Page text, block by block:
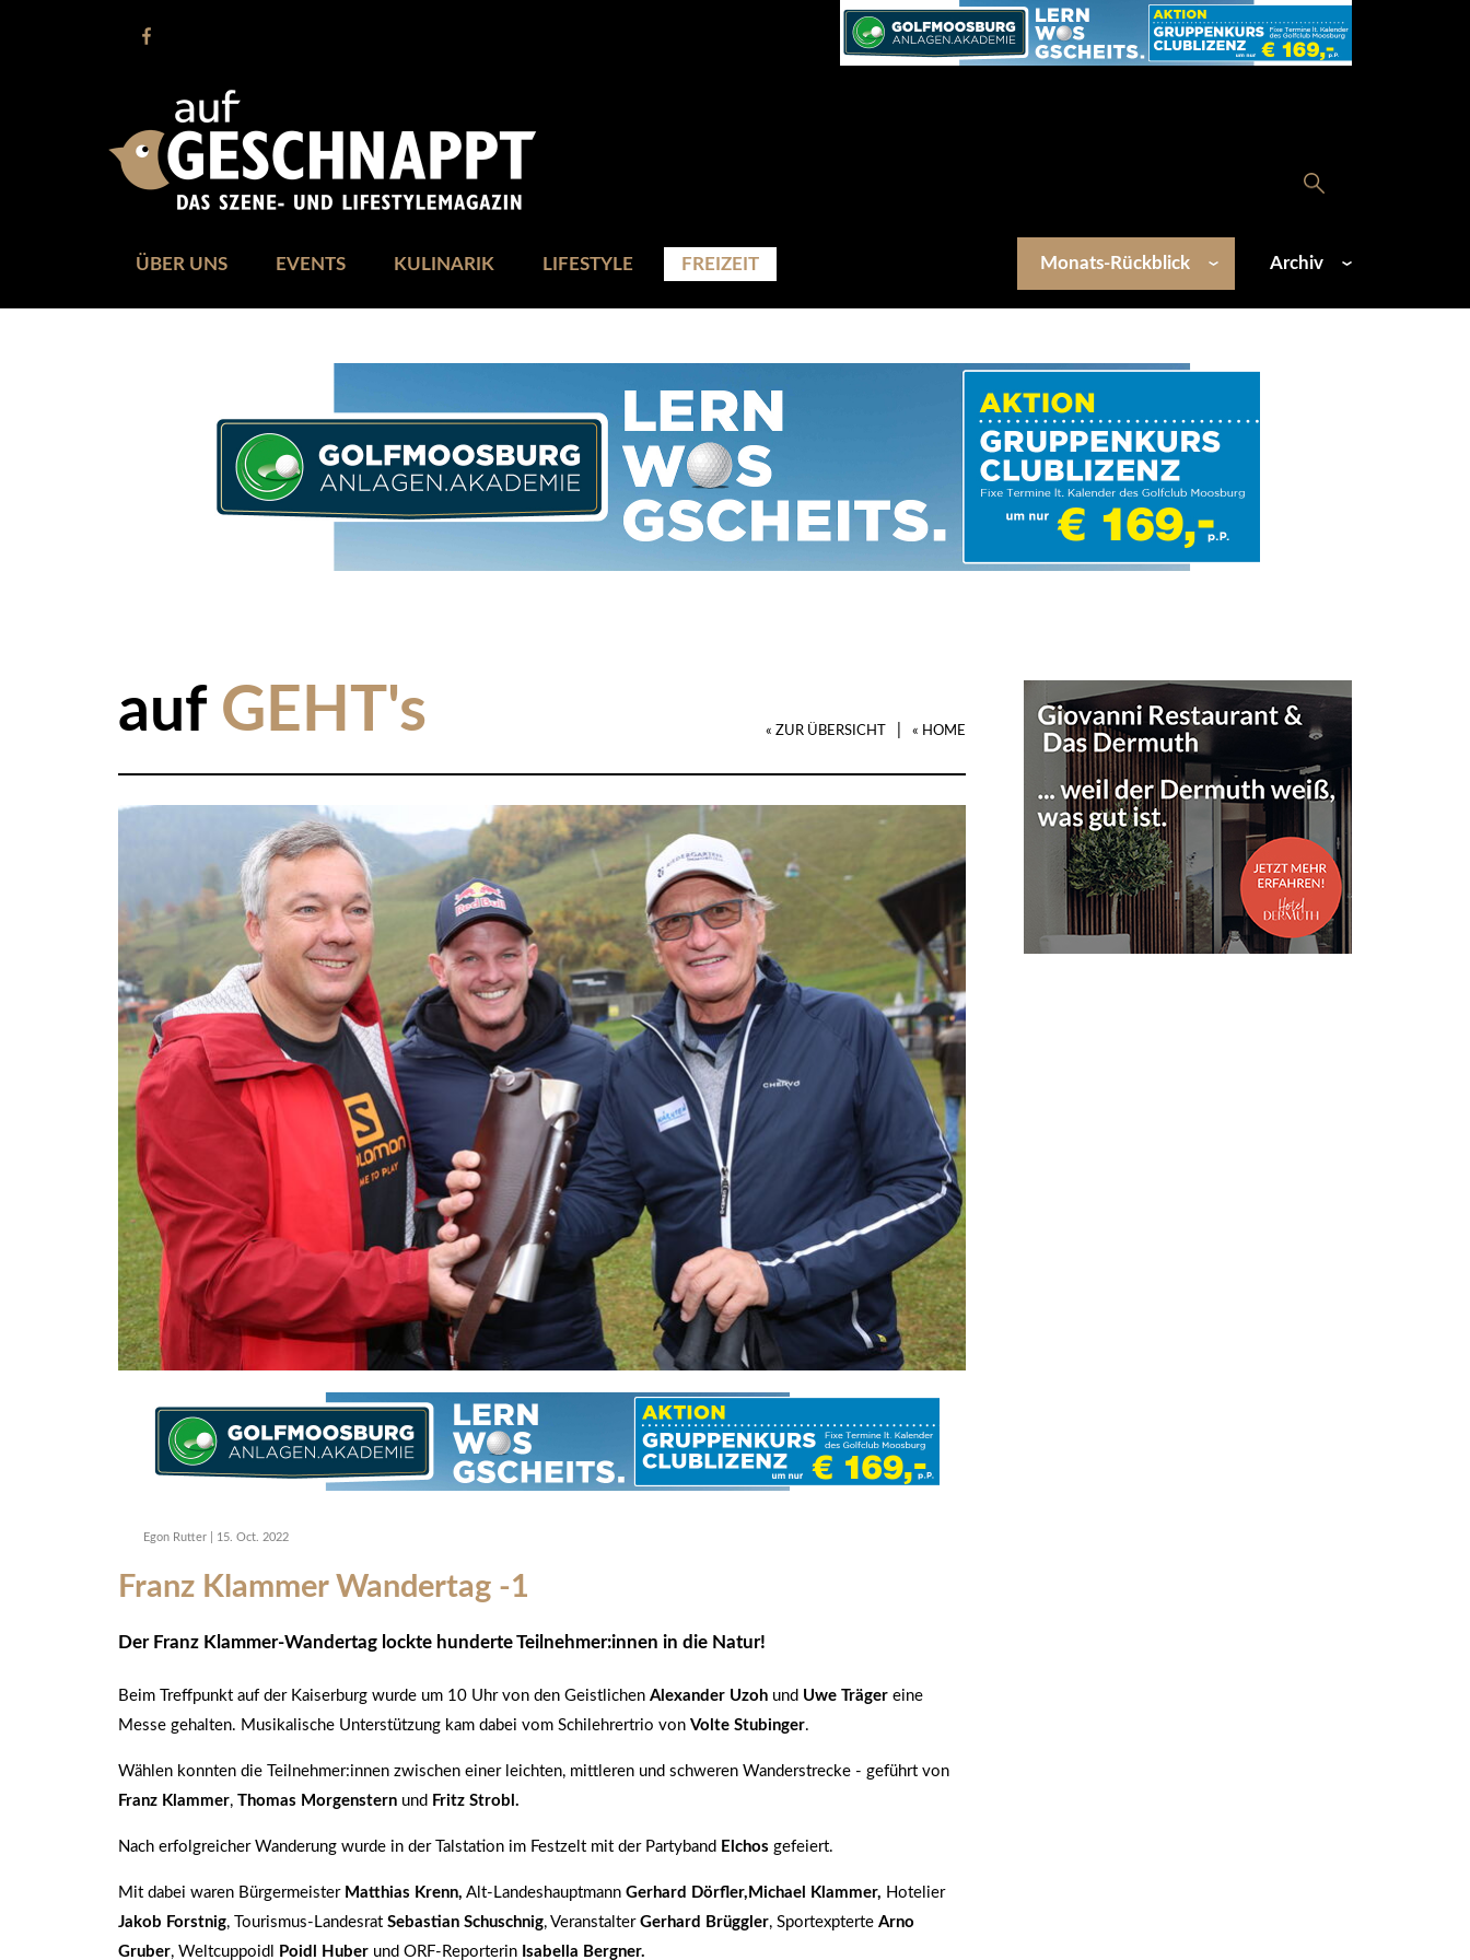
ÜBER UNS EVENTS KULINARIK LIFESTYLE FREIZEIT Monats-Rückblick Archiv
auf GEHT's « ZUR ÜBERSICHT « HOME
Egon Rutter 15. Oct. 2022
Franz Klammer Wandertag -1
Der Franz Klammer-Wandertag lockte hunderte Teilnehmer:innen in die Natur!
Beim Treffpunkt auf der Kaiserburg wurde um 10 Uhr von den Geistlichen Alexander Uzoh und Uwe Träger eine
Messe gehalten. Musikalische Unterstützung kam dabei vom Schilehrertrio von Volte Stubinger.
Wählen konnten die Teilnehmer:innen zwischen einer leichten, mittleren und schweren Wanderstrecke - geführt von
Franz Klammer, Thomas Morgenstern und Fritz Strobl.
Nach erfolgreicher Wanderung wurde in der Talstation im Festzelt mit der Partyband Elchos gefeiert.
Mit dabei waren Bürgermeister Matthias Krenn, Alt-Landeshauptmann Gerhard Dörfler, Michael Klammer, Hotelier
Jakob Forstnig, Tourismus-Landesrat Sebastian Schuschnig, Veranstalter Gerhard Brüggler, Sportexpterte Arno
Gruber, Weltcuppoidl Poidl Huber und ORF-Reporterin Isabella Bergner.